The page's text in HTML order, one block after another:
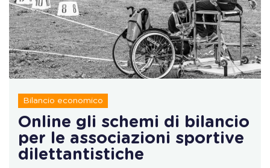
Bilancio economico
Online gli schemi di bilancio
per le associazioni sportive
dilettantistiche